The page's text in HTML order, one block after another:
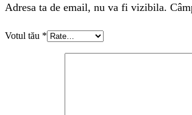
Adresa ta de email, nu va fi vizibila.
Votul tău *